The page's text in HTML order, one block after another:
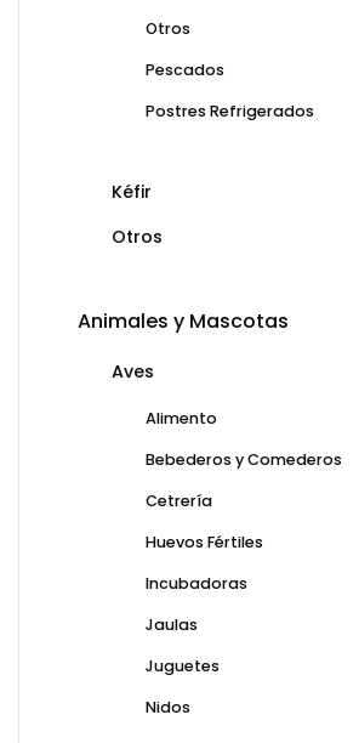
Otros
Pescados
Postres Refrigerados
Kéfir
Otros
Animales y Mascotas
Aves
Alimento
Bebederos y Comederos
Cetrería
Huevos Fértiles
Incubadoras
Jaulas
Juguetes
Nidos